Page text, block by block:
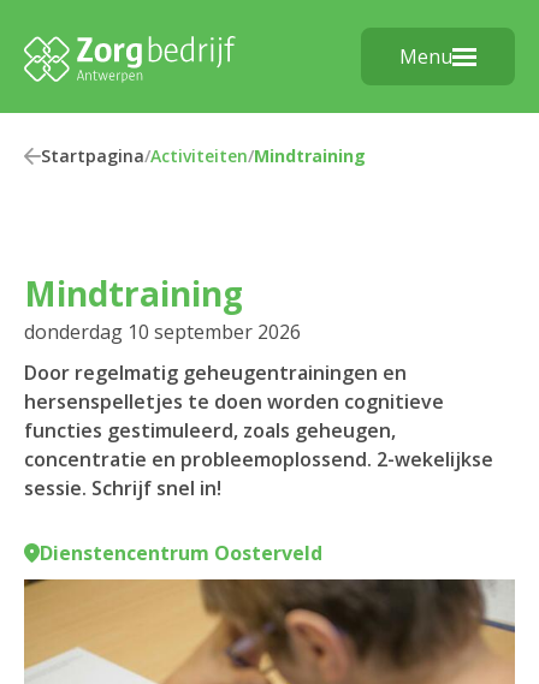
Menu
Startpagina/Activiteiten/Mindtraining
Mindtraining
donderdag 10 september 2026
Door regelmatig geheugentrainingen en
hersenspelletjes te doen worden cognitieve
functies gestimuleerd, zoals geheugen,
concentratie en probleemoplossend. 2-wekelijkse
sessie. Schrijf snel in!
Dienstencentrum Oosterveld